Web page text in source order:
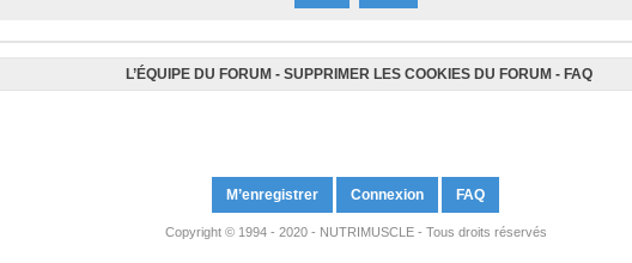
L’ÉQUIPE DU FORUM - SUPPRIMER LES COOKIES DU FORUM - FAQ
M’enregistrer Connexion FAQ
Copyright © 1994 - 2020 - NUTRIMUSCLE - Tous droits réservés